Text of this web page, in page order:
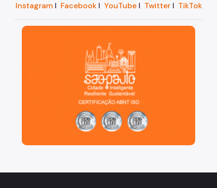
InstagramI FacebookI YouTubeI TwitterI TikTok
São Paulo, cidade inteligente, resiliente e sustentável